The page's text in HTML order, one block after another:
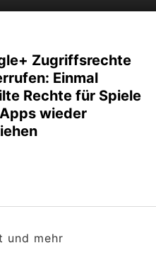
Zugriffsrechte
Einmal
Rechte für Spiele
wieder
und mehr